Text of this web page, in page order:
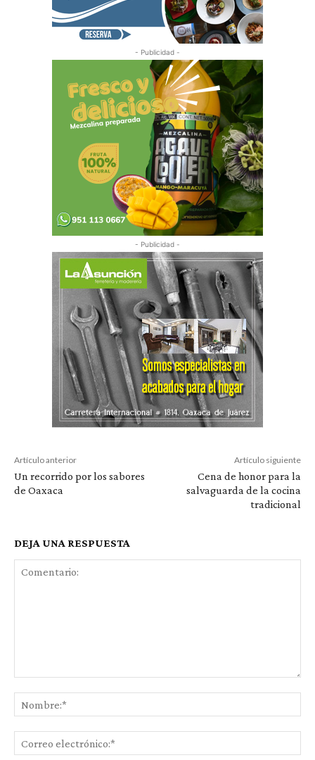
- Publicidad -
- Publicidad -
Artículo anterior
Un recorrido por los sabores
de Oaxaca
Artículo siguiente
Cena de honor para la
salvaguarda de la cocina
tradicional
DEJA UNA RESPUESTA